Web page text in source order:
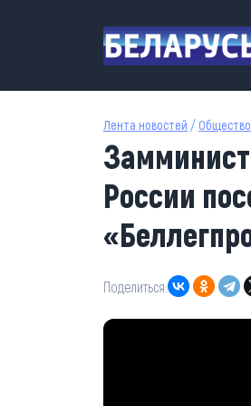
Лента новостей / Общество
России
Поделиться: